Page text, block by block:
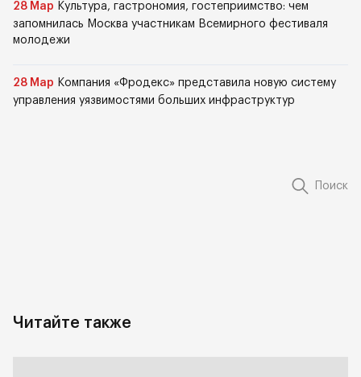
28 Мар Культура, гастрономия, гостеприимство: чем
запомнилась Москва участникам Всемирного фестиваля
молодежи
28 Мар Компания «Фродекс» представила новую систему
управления уязвимостями больших инфраструктур
Поиск
Читайте также